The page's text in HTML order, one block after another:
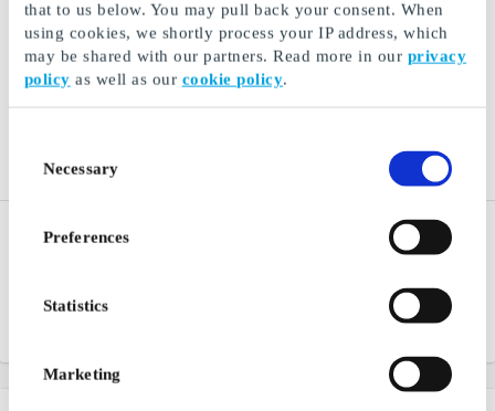
that to us below. You may pull back your consent. When
using cookies, we shortly process your IP address, which
may be shared with our partners. Read more in our privacy
policy as well as our cookie policy.
Selection
Necessary
Preferences
Statistics
Marketing
Jack & Jones NO Gift
Card
men
Vero Moda NO Gift Card
Surprise someone you care
shopping experience